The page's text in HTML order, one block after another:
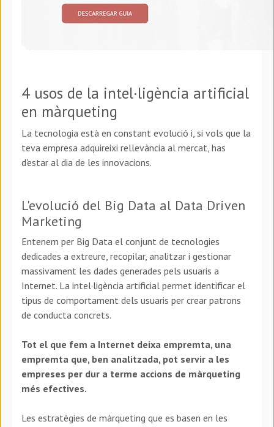
4 usos de la intel·ligència artificial
en màrqueting
La tecnologia està en constant evolució i, si vols que la
teva empresa adquireixi rellevància al mercat, has
d'estar al dia de les innovacions.
L'evolució del Big Data al Data Driven
Marketing
Entenem per Big Data el conjunt de tecnologies
dedicades a extreure, recopilar, analitzar i gestionar
massivament les dades generades pels usuaris a
Internet. La intel·ligència artificial permet identificar el
tipus de comportament dels usuaris per crear patrons
de conducta concrets.
Tot el que fem a Internet deixa empremta, una
empremta que, ben analitzada, pot servir a les
empreses per dur a terme accions de màrqueting
més efectives.
Les estratègies de màrqueting que es basen en les